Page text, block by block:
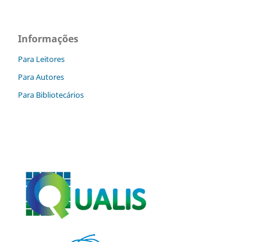
Informações
Para Leitores
Para Autores
Para Bibliotecários